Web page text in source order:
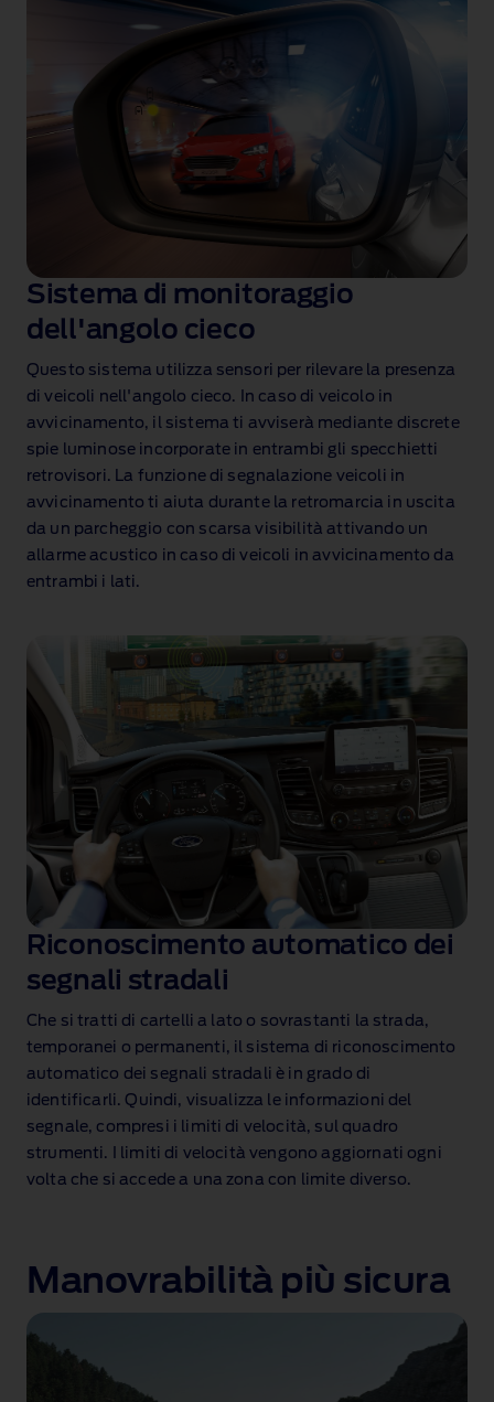
Sistema di monitoraggio
dell'angolo cieco
Questo sistema utilizza sensori per rilevare la presenza
di veicoli nell'angolo cieco. In caso di veicolo in
avvicinamento, il sistema ti avviserà mediante discrete
spie luminose incorporate in entrambi gli specchietti
retrovisori. La funzione di segnalazione veicoli in
avvicinamento ti aiuta durante la retromarcia in uscita
da un parcheggio con scarsa visibilità attivando un
allarme acustico in caso di veicoli in avvicinamento da
entrambi i lati.
Riconoscimento automatico dei
segnali stradali
Che si tratti di cartelli a lato o sovrastanti la strada,
temporanei o permanenti, il sistema di riconoscimento
automatico dei segnali stradali è in grado di
identificarli. Quindi, visualizza le informazioni del
segnale, compresi i limiti di velocità, sul quadro
strumenti . I limiti di velocità vengono aggiornati ogni
volta che si accede a una zona con limite diverso.
Manovrabilità più sicura